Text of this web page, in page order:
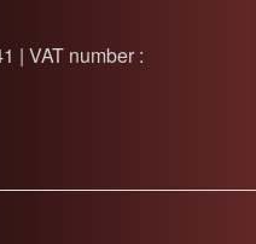
| VAT number :